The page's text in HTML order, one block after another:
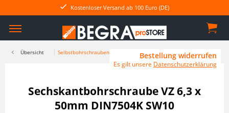
Kostenloser Versand ab 100 Euro (DE)
Übersicht Selbstbohrschrauben
Sechskantbohrschraube VZ 6,3 x
50mm DIN7504K SW10
Bestellung widerrufen
Es gilt unsere Datenschutzerklärung